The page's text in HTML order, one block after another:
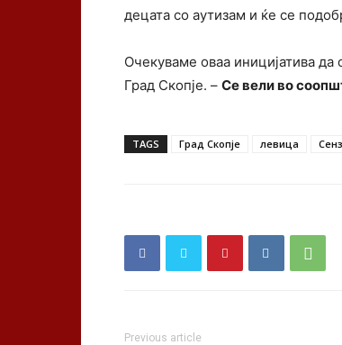
децата со аутизам и ќе се
Очекуваме оваа иницијатива
Град Скопје. – Се вели во
TAGS Град Скопје левица
Previous article